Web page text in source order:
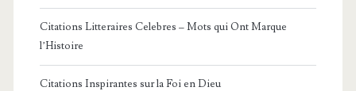
Citations Litteraires Celebres – Mots qui Ont Marque
l’Histoire
Citations Inspirantes sur la Foi en Dieu